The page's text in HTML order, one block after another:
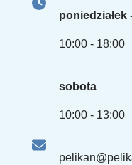
poniedziałek
10:00 - 18:00
sobota
10:00 - 13:00